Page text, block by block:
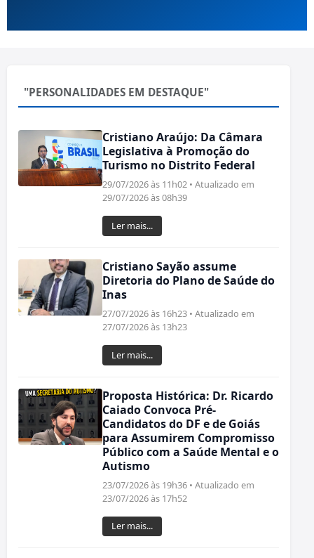
"PERSONALIDADES EM DESTAQUE"
Cristiano Araújo: Da Câmara
Legislativa à Promoção do
Turismo no Distrito Federal
29/07/2026 às 11h02 • Atualizado em
29/07/2026 às 08h39
Ler mais...
Cristiano Sayão assume
Diretoria do Plano de Saúde do
Inas
27/07/2026 às 16h23 • Atualizado em
27/07/2026 às 13h23
Ler mais...
Proposta Histórica: Dr. Ricardo
Caiado Convoca Pré-
Candidatos do DF e de Goiás
para Assumirem Compromisso
Público com a Saúde Mental e o
Autismo
23/07/2026 às 19h36 • Atualizado em
23/07/2026 às 17h52
Ler mais...